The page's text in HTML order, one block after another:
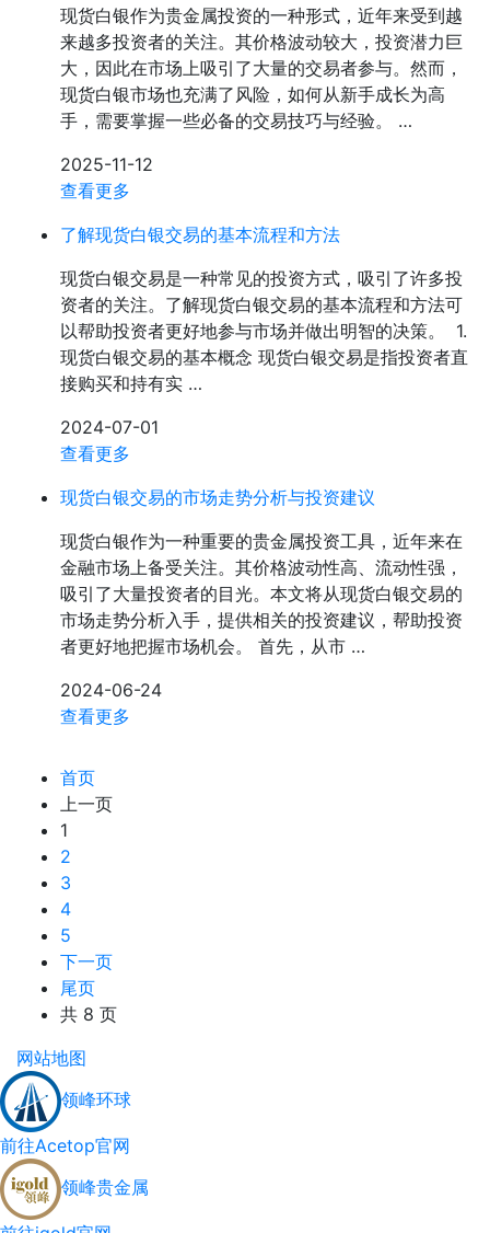
现货白银作为贵金属投资的一种形式，近年来受到越
来越多投资者的关注。其价格波动较大，投资潜力巨
大，因此在市场上吸引了大量的交易者参与。然而，
现货白银市场也充满了风险，如何从新手成长为高
手，需要掌握一些必备的交易技巧与经验。 …
2025-11-12
查看更多
了解现货白银交易的基本流程和方法
现货白银交易是一种常见的投资方式，吸引了许多投
资者的关注。了解现货白银交易的基本流程和方法可
以帮助投资者更好地参与市场并做出明智的决策。 1.
现货白银交易的基本概念 现货白银交易是指投资者直
接购买和持有实 …
2024-07-01
查看更多
现货白银交易的市场走势分析与投资建议
现货白银作为一种重要的贵金属投资工具，近年来在
金融市场上备受关注。其价格波动性高、流动性强，
吸引了大量投资者的目光。本文将从现货白银交易的
市场走势分析入手，提供相关的投资建议，帮助投资
者更好地把握市场机会。 首先，从市 …
2024-06-24
查看更多
首页
上一页
1
2
3
4
5
下一页
尾页
共 8 页
网站地图
领峰环球
前往Acetop官网
领峰贵金属